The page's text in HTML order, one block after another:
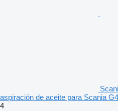
aspiración de aceite para Scania
4